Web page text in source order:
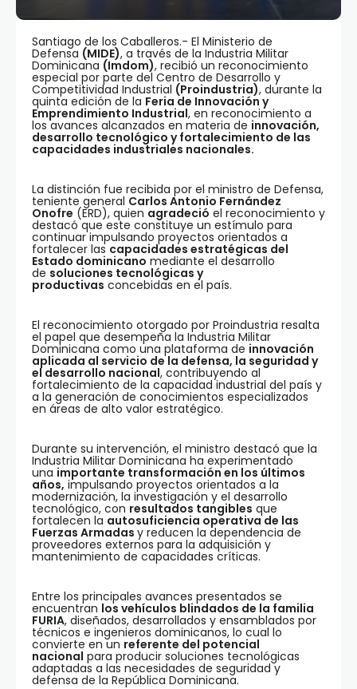
Santiago de los Caballeros.- El Ministerio de
Defensa (MIDE), a través de la Industria Militar
Dominicana (Imdom), recibió un reconocimiento
especial por parte del Centro de Desarrollo y
Competitividad Industrial (Proindustria), durante la
quinta edición de la Feria de Innovación y
Emprendimiento Industrial, en reconocimiento a
los avances alcanzados en materia de innovación,
desarrollo tecnológico y fortalecimiento de las
capacidades industriales nacionales.
La distinción fue recibida por el ministro de Defensa,
teniente general Carlos Antonio Fernández
Onofre (ERD), quien agradeció el reconocimiento y
destacó que este constituye un estímulo para
continuar impulsando proyectos orientados a
fortalecer las capacidades estratégicas del
Estado dominicano mediante el desarrollo
de soluciones tecnológicas y
productivas concebidas en el país.
El reconocimiento otorgado por Proindustria resalta
el papel que desempeña la Industria Militar
Dominicana como una plataforma de innovación
aplicada al servicio de la defensa, la seguridad y
el desarrollo nacional, contribuyendo al
fortalecimiento de la capacidad industrial del país y
a la generación de conocimientos especializados
en áreas de alto valor estratégico.
Durante su intervención, el ministro destacó que la
Industria Militar Dominicana ha experimentado
una importante transformación en los últimos
años, impulsando proyectos orientados a la
modernización, la investigación y el desarrollo
tecnológico, con resultados tangibles que
fortalecen la autosuficiencia operativa de las
Fuerzas Armadas y reducen la dependencia de
proveedores externos para la adquisición y
mantenimiento de capacidades críticas.
Entre los principales avances presentados se
encuentran los vehículos blindados de la familia
FURIA, diseñados, desarrollados y ensamblados por
técnicos e ingenieros dominicanos, lo cual lo
convierte en un referente del potencial
nacional para producir soluciones tecnológicas
adaptadas a las necesidades de seguridad y
defensa de la República Dominicana.